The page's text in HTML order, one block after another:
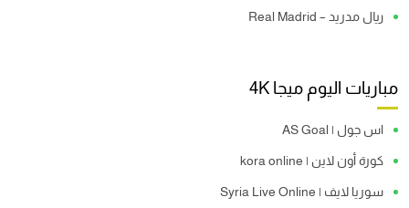
ريال مدريد – Real Madrid
مباريات اليوم ميجا 4K
اس جول | AS Goal
كورة أون لاين | kora online
سوريا لايف | Syria Live Online